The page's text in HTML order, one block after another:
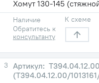
Хомут 130-145
Наличие
Обратитесь к
консультанту
К схеме
3
Т394.04.12.00
(Т394.04.12.00/